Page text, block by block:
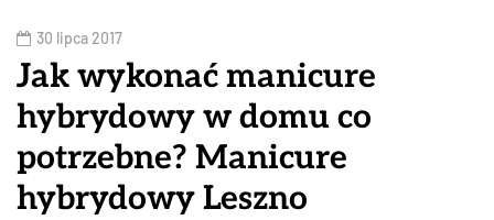
30 lipca 2017
Jak wykonać manicure
hybrydowy w domu co
potrzebne? Manicure
hybrydowy Leszno